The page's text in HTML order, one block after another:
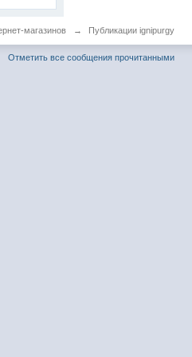
магазинов → Публикации ignipurgy
Отметить все сообщения прочитанными